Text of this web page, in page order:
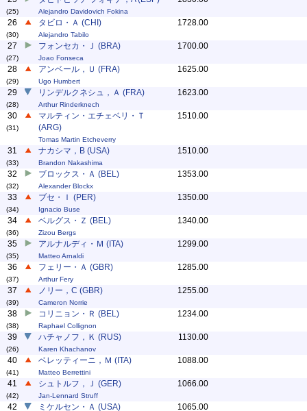
(25) Alejandro Davidovich Fokina
26
(30)
タビロ・Ａ (CHI)
Alejandro Tabilo
1728.00
27
(27)
フォンセカ・Ｊ (BRA)
Joao Fonseca
1700.00
28
(29)
アンベール，Ｕ (FRA)
Ugo Humbert
1625.00
29
(28)
リンデルクネシュ，Ａ (FRA)
Arthur Rinderknech
1623.00
30
(31)
マルティン・エチェベリ・Ｔ
(ARG)
Tomas Martin Etcheverry
1510.00
31
(33)
ナカシマ，B (USA)
Brandon Nakashima
1510.00
32
(32)
ブロックス・Ａ (BEL)
Alexander Blockx
1353.00
33
(34)
ブセ・Ｉ (PER)
Ignacio Buse
1350.00
34
(36)
ベルグス・Ｚ (BEL)
Zizou Bergs
1340.00
35
(35)
アルナルディ・Ｍ (ITA)
Matteo Arnaldi
1299.00
36
(37)
フェリー・Ａ (GBR)
Arthur Fery
1285.00
37
(39)
ノリー，C (GBR)
Cameron Norrie
1255.00
38
(38)
コリニョン・Ｒ (BEL)
Raphael Collignon
1234.00
39
(26)
ハチャノフ，Ｋ (RUS)
Karen Khachanov
1130.00
40
(41)
ベレッティーニ，Ｍ (ITA)
Matteo Berrettini
1088.00
41
(42)
シュトルフ，Ｊ (GER)
Jan-Lennard Struff
1066.00
42 ミケルセン・Ａ (USA) 1065.00